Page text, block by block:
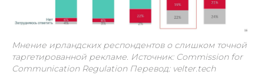
Мнение ирландских респондентов о слишком точной
таргетированной рекламе. Источник: Commission for
Communication Regulation Перевод: velter.tech